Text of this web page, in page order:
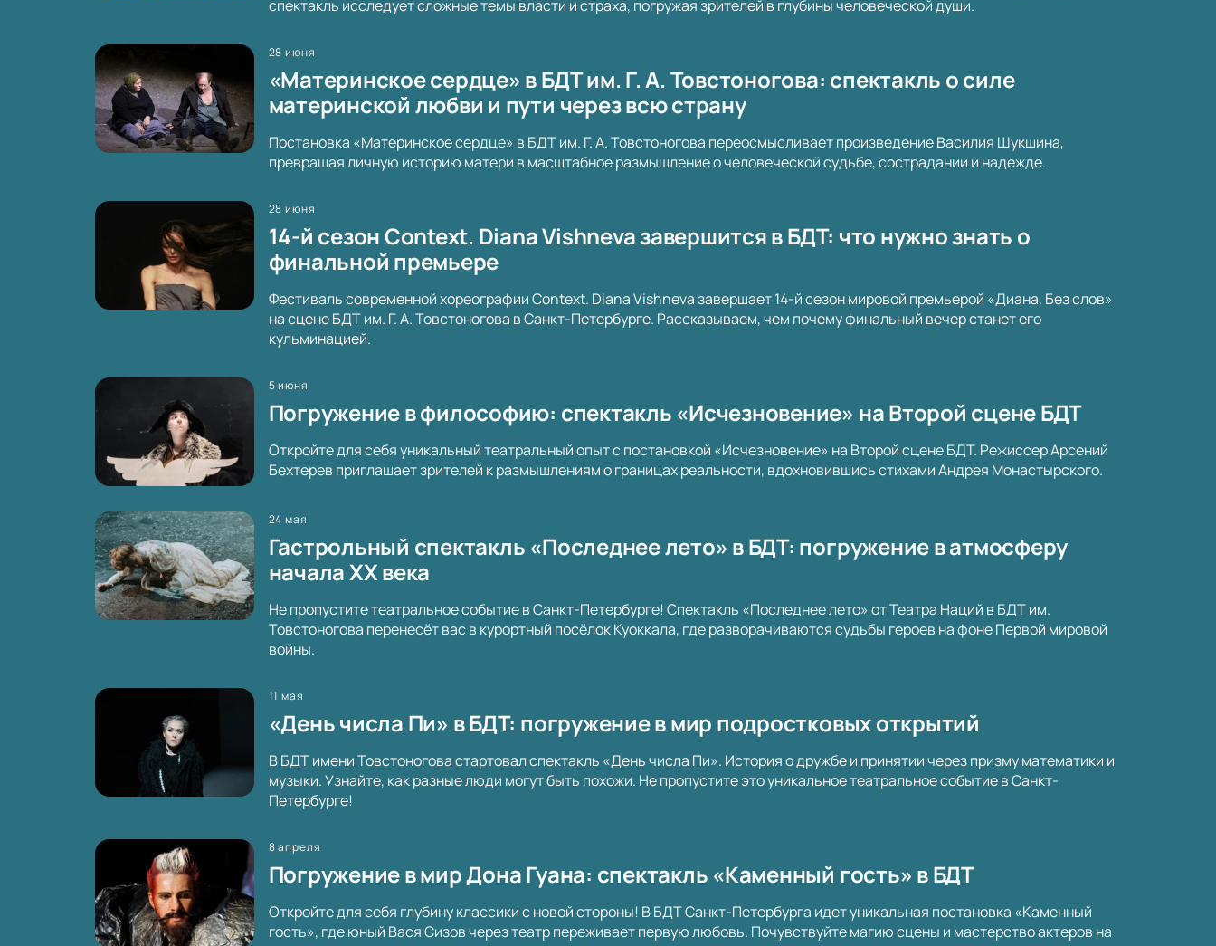
спектакль исследует сложные темы власти и страха, погружая зрителей в глубины человеческой души.
28 июня
«Материнское сердце» в БДТ им. Г. А. Товстоногова: спектакль о силе
материнской любви и пути через всю страну
Постановка «Материнское сердце» в БДТ им. Г. А. Товстоногова переосмысливает произведение Василия Шукшина,
превращая личную историю матери в масштабное размышление о человеческой судьбе, сострадании и надежде.
28 июня
14-й сезон Context. Diana Vishneva завершится в БДТ: что нужно знать о
финальной премьере
Фестиваль современной хореографии Context. Diana Vishneva завершает 14-й сезон мировой премьерой «Диана. Без слов»
на сцене БДТ им. Г. А. Товстоногова в Санкт-Петербурге. Рассказываем, чем почему финальный вечер станет его
кульминацией.
5 июня
Погружение в философию: спектакль «Исчезновение» на Второй сцене БДТ
Откройте для себя уникальный театральный опыт с постановкой «Исчезновение» на Второй сцене БДТ. Режиссер Арсений
Бехтерев приглашает зрителей к размышлениям о границах реальности, вдохновившись стихами Андрея Монастырского.
24 мая
Гастрольный спектакль «Последнее лето» в БДТ: погружение в атмосферу
начала XX века
Не пропустите театральное событие в Санкт-Петербурге! Спектакль «Последнее лето» от Театра Наций в БДТ им.
Товстоногова перенесёт вас в курортный посёлок Куоккала, где разворачиваются судьбы героев на фоне Первой мировой
войны.
11 мая
«День числа Пи» в БДТ: погружение в мир подростковых открытий
В БДТ имени Товстоногова стартовал спектакль «День числа Пи». История о дружбе и принятии через призму математики и
музыки. Узнайте, как разные люди могут быть похожи. Не пропустите это уникальное театральное событие в Санкт-
Петербурге!
8 апреля
Погружение в мир Дона Гуана: спектакль «Каменный гость» в БДТ
Откройте для себя глубину классики с новой стороны! В БДТ Санкт-Петербурга идет уникальная постановка «Каменный
гость», где юный Вася Сизов через театр переживает первую любовь. Почувствуйте магию сцены и мастерство актеров на